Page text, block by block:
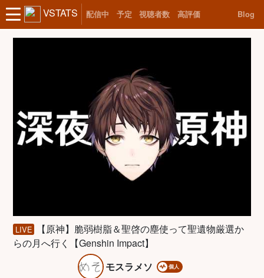
VSTATS 配信中 予定 視聴者数 高評価 Blog
LIVE
【原神】脆弱樹脂＆聖啓の塵使って聖遺物厳選か
らの月へ行く【Genshin Impact】
モスラメソ
個人